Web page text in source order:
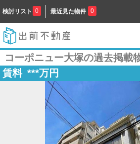
検討リスト 0 最近見た物件 0
コーポニュー大塚の過去掲載
賃料 ***万円